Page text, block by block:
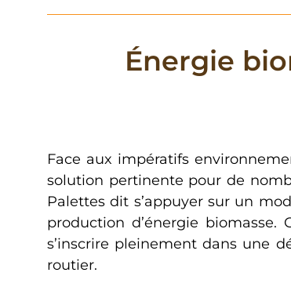
Énergie
Face aux impératifs
solution pertinente pour de
Palettes dit s’appuyer sur un
production d’énergie
s’inscrire pleinement dans une
routier.